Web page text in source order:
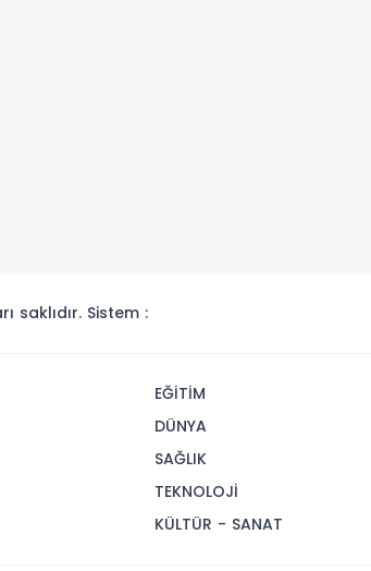
saklıdır. Sistem :
EĞİTİM
DÜNYA
SAĞLIK
TEKNOLOJİ
KÜLTÜR - SANAT